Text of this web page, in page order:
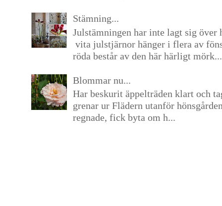
Stämning...
Julstämningen har inte lagt sig över
vita julstjärnor hänger i flera av
röda består av den här härligt mörk...
Blommar nu...
Har beskurit äppelträden klart och
grenar ur Flädern utanför
regnade, fick byta om h...